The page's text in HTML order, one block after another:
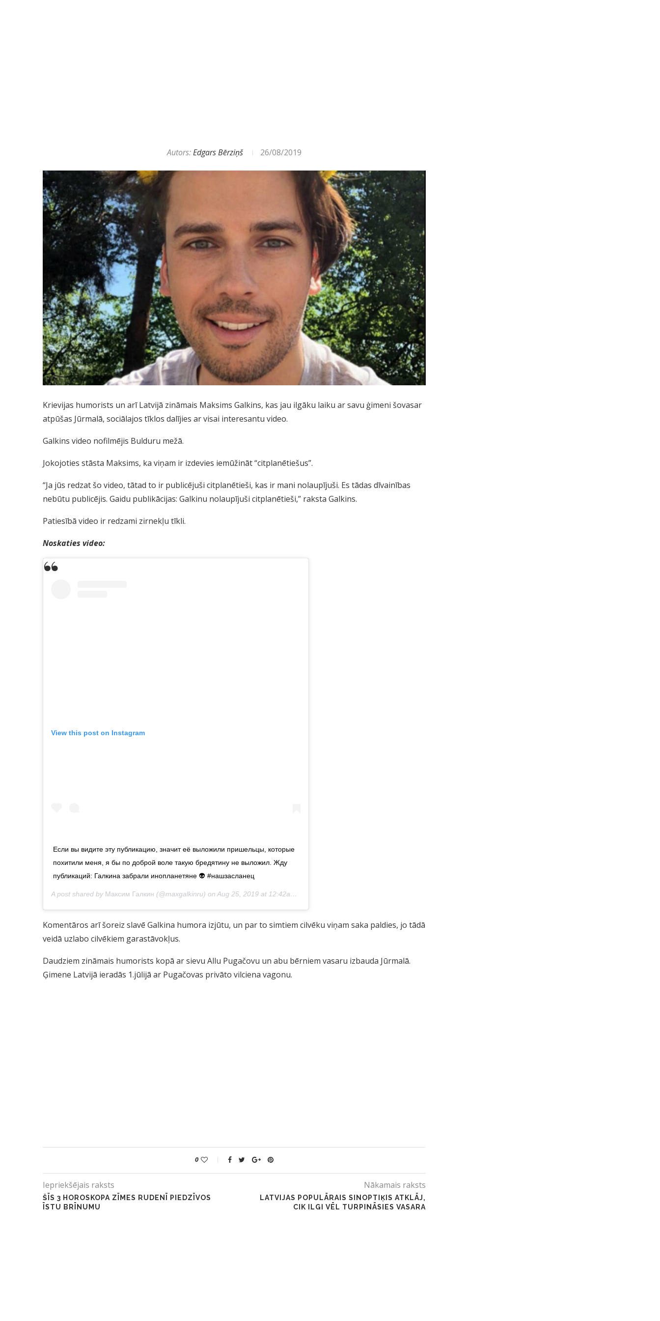
Autors:Edgars Bērziņš 26/08/2019
Krievijas humorists un arī Latvijā zināmais Maksims Galkins, kas jau ilgāku laiku ar savu ģimeni šovasar
atpūšas Jūrmalā, sociālajos tīklos dalījies ar visai interesantu video.
Galkins video nofilmējis Bulduru mežā.
Jokojoties stāsta Maksims, ka viņam ir izdevies iemūžināt “citplanētiešus”.
“Ja jūs redzat šo video, tātad to ir publicējuši citplanētieši, kas ir mani nolaupījuši. Es tādas dīvainības
nebūtu publicējis. Gaidu publikācijas: Galkinu nolaupījuši citplanētieši,” raksta Galkins.
Patiesībā video ir redzami zirnekļu tīkli.
Noskaties video:
View this post on Instagram
Если вы видите эту публикацию, значит её выложили пришельцы, которые
похитили меня, я бы по доброй воле такую бредятину не выложил. Жду
публикаций: Галкина забрали инопланетяне 👽 #нашзасланец
A post shared by Максим Галкин (@maxgalkinru) on Aug 25, 2019 at 12:42am PDT
Komentāros arī šoreiz slavē Galkina humora izjūtu, un par to simtiem cilvēku viņam saka paldies, jo tādā
veidā uzlabo cilvēkiem garastāvokļus.
Daudziem zināmais humorists kopā ar sievu Allu Pugačovu un abu bērniem vasaru izbauda Jūrmalā.
Ģimene Latvijā ieradās 1.jūlijā ar Pugačovas privāto vilciena vagonu.
0
Iepriekšējais raksts
ŠĪS 3 HOROSKOPA ZĪMES RUDENĪ PIEDZĪVOS
ĪSTU BRĪNUMU
Nākamais raksts
LATVIJAS POPULĀRAIS SINOPTIĶIS ATKLĀJ,
CIK ILGI VĒL TURPINĀSIES VASARA